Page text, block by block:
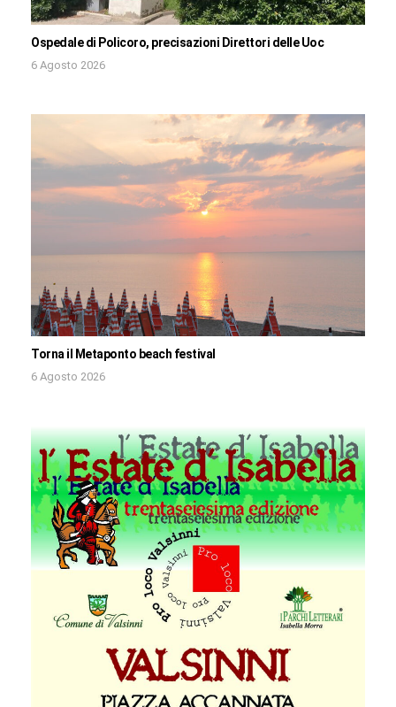
Ospedale di Policoro, precisazioni Direttori delle Uoc
6 Agosto 2026
Torna il Metaponto beach festival
6 Agosto 2026